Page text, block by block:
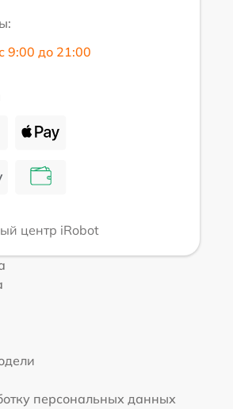
9:00 до 21:00
центр iRobot
персональных данных